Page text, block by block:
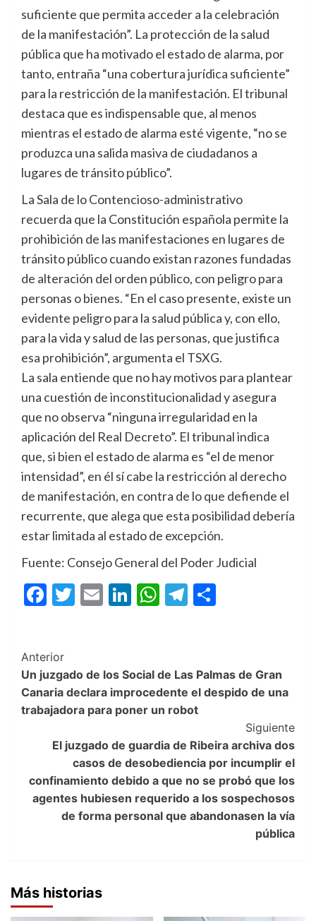
suficiente que permita acceder a la celebración
de la manifestación”. La protección de la salud
pública que ha motivado el estado de alarma, por
tanto, entraña “una cobertura jurídica suficiente”
para la restricción de la manifestación. El tribunal
destaca que es indispensable que, al menos
mientras el estado de alarma esté vigente, “no se
produzca una salida masiva de ciudadanos a
lugares de tránsito público”.
La Sala de lo Contencioso-administrativo
recuerda que la Constitución española permite la
prohibición de las manifestaciones en lugares de
tránsito público cuando existan razones fundadas
de alteración del orden público, con peligro para
personas o bienes. “En el caso presente, existe un
evidente peligro para la salud pública y, con ello,
para la vida y salud de las personas, que justifica
esa prohibición”, argumenta el TSXG.
La sala entiende que no hay motivos para plantear
una cuestión de inconstitucionalidad y asegura
que no observa “ninguna irregularidad en la
aplicación del Real Decreto”. El tribunal indica
que, si bien el estado de alarma es “el de menor
intensidad”, en él sí cabe la restricción al derecho
de manifestación, en contra de lo que defiende el
recurrente, que alega que esta posibilidad debería
estar limitada al estado de excepción.
Fuente: Consejo General del Poder Judicial
Facebook
Twitter
EmailLinkedIn
WhatsApp
Telegram
Post
Navigation
Anterior
Un juzgado de los Social de Las Palmas de Gran
Canaria declara improcedente el despido de una
trabajadora para poner un robot
Siguiente
El juzgado de guardia de Ribeira archiva dos
casos de desobediencia por incumplir el
confinamiento debido a que no se probó que los
agentes hubiesen requerido a los sospechosos
de forma personal que abandonasen la vía
pública
Más historias